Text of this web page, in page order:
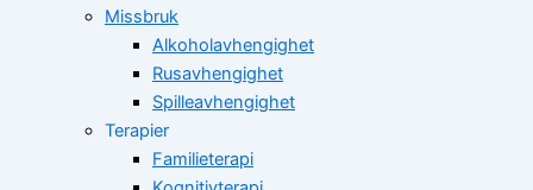
Missbruk
Alkoholavhengighet
Rusavhengighet
Spilleavhengighet
Terapier
Familieterapi